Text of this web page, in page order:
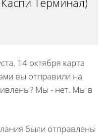
14 октября карта
вы отправили на
Мы - нет. Мы в
были отправлены